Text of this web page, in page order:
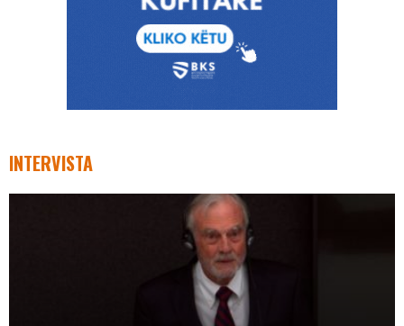
INTERVISTA